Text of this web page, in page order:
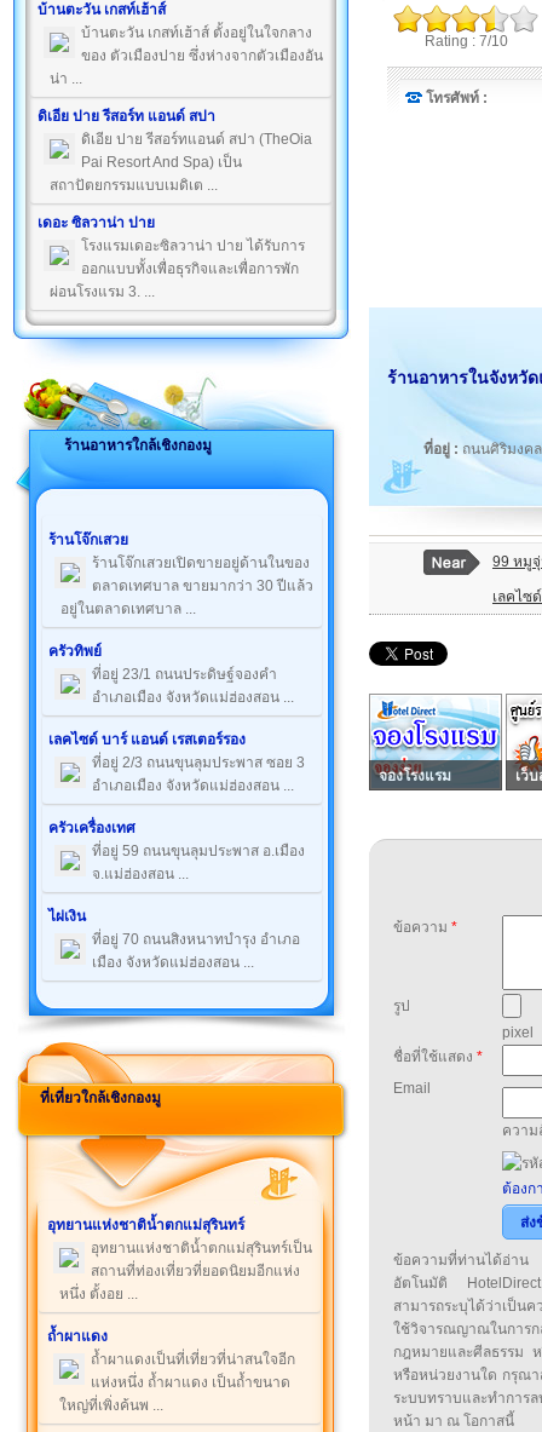
บ้านตะวัน เกสท์เฮ้าส์
บ้านตะวัน เกสท์เฮ้าส์ ตั้งอยู่ในใจกลาง
ของ ตัวเมืองปาย ซึ่งห่างจากตัวเมืองอัน
น่า ...
ดิเอีย ปาย รีสอร์ท แอนด์ สปา
ดิเอีย ปาย รีสอร์ทแอนด์ สปา (TheOia
Pai Resort And Spa) เป็น
สถาปัตยกรรมแบบเมดิเต ...
เดอะ ซิลวาน่า ปาย
โรงแรมเดอะซิลวาน่า ปาย ได้รับการ
ออกแบบทั้งเพื่อธุรกิจและเพื่อการพัก
ผ่อนโรงแรม 3. ...
ร้านอาหารใกล้เชิงกองมู
ร้านโจ๊กเสวย
ร้านโจ๊กเสวยเปิดขายอยู่ด้านในของ
ตลาดเทศบาล ขายมากว่า 30 ปีแล้ว
อยู่ในตลาดเทศบาล ...
ครัวทิพย์
ที่อยู่ 23/1 ถนนประดิษฐ์จองคำ
อำเภอเมือง จังหวัดแม่ฮ่องสอน ...
เลคไซด์ บาร์ แอนด์ เรสเตอร์รอง
ที่อยู่ 2/3 ถนนขุนลุมประพาส ซอย 3
อำเภอเมือง จังหวัดแม่ฮ่องสอน ...
ครัวเครื่องเทศ
ที่อยู่ 59 ถนนขุนลุมประพาส อ.เมือง
จ.แม่ฮ่องสอน ...
ไผ่เงิน
ที่อยู่ 70 ถนนสิงหนาทบำรุง อำเภอ
เมือง จังหวัดแม่ฮ่องสอน ...
ที่เที่ยวใกล้เชิงกองมู
อุทยานแห่งชาติน้ำตกแม่สุรินทร์
อุทยานแห่งชาติน้ำตกแม่สุรินทร์เป็น
สถานที่ท่องเที่ยวที่ยอดนิยมอีกแห่ง
หนึ่ง ตั้งอย ...
ถ้ำผาแดง
ถ้ำผาแดงเป็นที่เที่ยวที่น่าสนใจอีก
แห่งหนึ่ง ถ้ำผาแดง เป็นถ้ำขนาด
ใหญ่ที่เพิ่งค้นพ ...
Rating : 7/10
โทรศัพท์ :
ร้านอาหารในจังหวั
ที่อยู่ : ถนนศิริมงค
99 หมู
เลคไซ
จองโรงแรม เว็
ข้อความ *
รูป
pixel
ชื่อที่ใช้แสดง *
Email
ความ
ต้องก
ส่ง
ข้อความที่ท่านได้อ่าน
อัตโนมัติ
สามารถระบุได้ว่าเป็น
ใช้วิจารณญาณในกา
กฎหมายและศีลธรรม
หรือหน่วยงานใด กรุณา
ระบบทราบและทำกา
หน้า มา ณ โอกาสนี้